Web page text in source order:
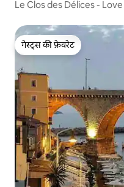
Le Clos des Délices -
गेस्ट्स की फ़ेवरेट
गेस्ट्स की फ़ेवरेट